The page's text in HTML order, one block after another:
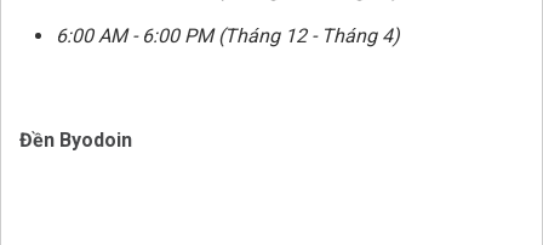
6:00 AM - 6:00 PM (Tháng 12 - Tháng 4)
Đền Byodoin